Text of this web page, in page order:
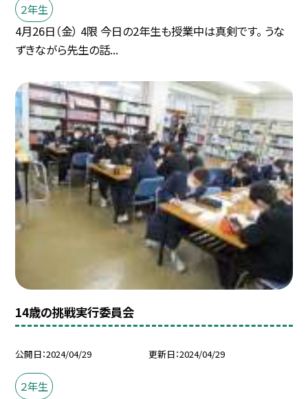
２年生
4月26日（金） 4限 今日の2年生も授業中は真剣です。 うな
ずきながら先生の話...
14歳の挑戦実行委員会
公開日 2024/04/29 更新日 2024/04/29
２年生